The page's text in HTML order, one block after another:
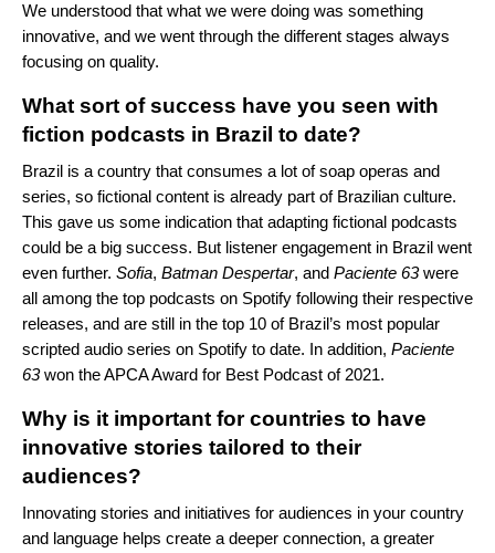
We understood that what we were doing was something
innovative, and we went through the different stages always
focusing on quality.
What sort of success have you seen with
fiction podcasts in Brazil to date?
Brazil is a country that consumes a lot of soap operas and
series, so fictional content is already part of Brazilian culture.
This gave us some indication that adapting fictional podcasts
could be a big success. But listener engagement in Brazil went
even further. Sofia, Batman Despertar, and Paciente 63were
all among the top podcasts on Spotify following their respective
releases, and are still in the top 10 of Brazil’s most popular
scripted audio series on Spotify to date. In addition, Paciente
63won the APCA Award for Best Podcast of 2021.
Why is it important for countries to have
innovative stories tailored to their
audiences?
Innovating stories and initiatives for audiences in your country
and language helps create a deeper connection, a greater